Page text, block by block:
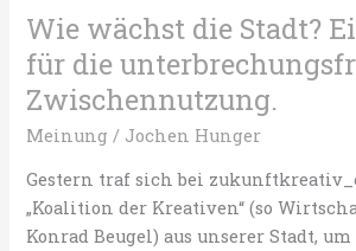
–
ist
der
Name
einer
Ausstellung
Wie wächst die Stadt?
für die
Zwischennutzung.
Meinung / Jochen Hunger
Gestern traf sich bei
„Koalition der Kreativen“ (so
Konrad Beugel) aus unserer Stadt,